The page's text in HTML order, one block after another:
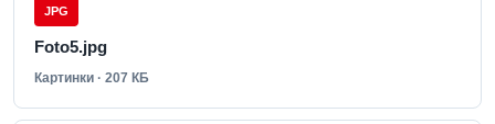
JPG
Foto5.jpg
Картинки · 207 КБ